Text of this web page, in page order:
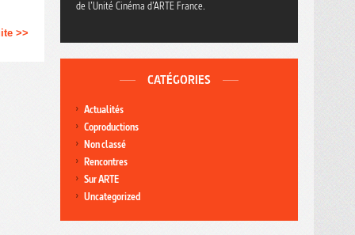
>>
de l’Unité Cinéma d’ARTE France.
CATÉGORIES
Actualités
Coproductions
Non classé
Rencontres
Sur ARTE
Uncategorized